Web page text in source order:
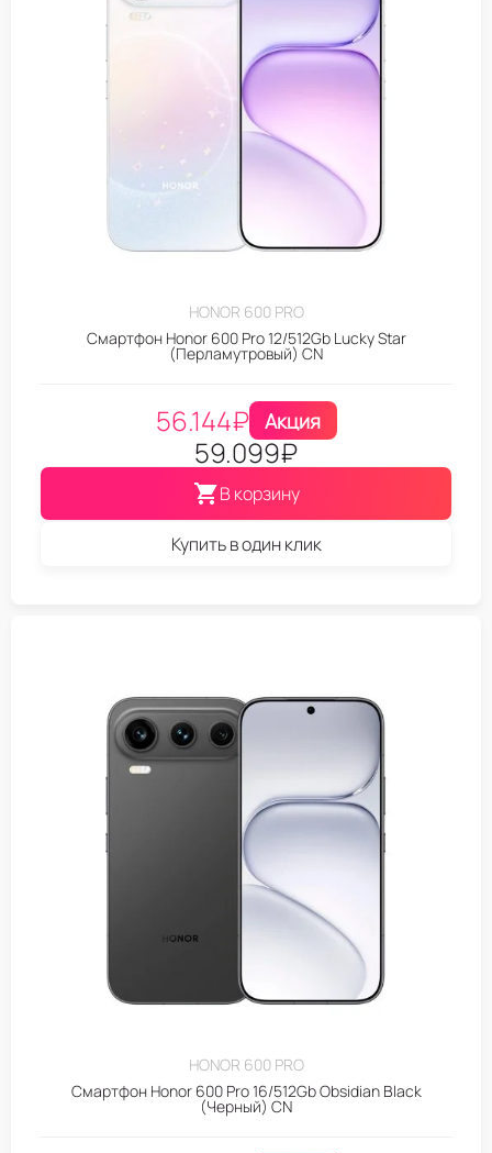
HONOR 600 PRO
Смартфон Honor 600 Pro 12/512Gb Lucky Star
(Перламутровый) CN
56.144₽ Акция
59.099₽
В корзину
Купить в один клик
HONOR 600 PRO
Смартфон Honor 600 Pro 16/512Gb Obsidian Black
(Черный) CN